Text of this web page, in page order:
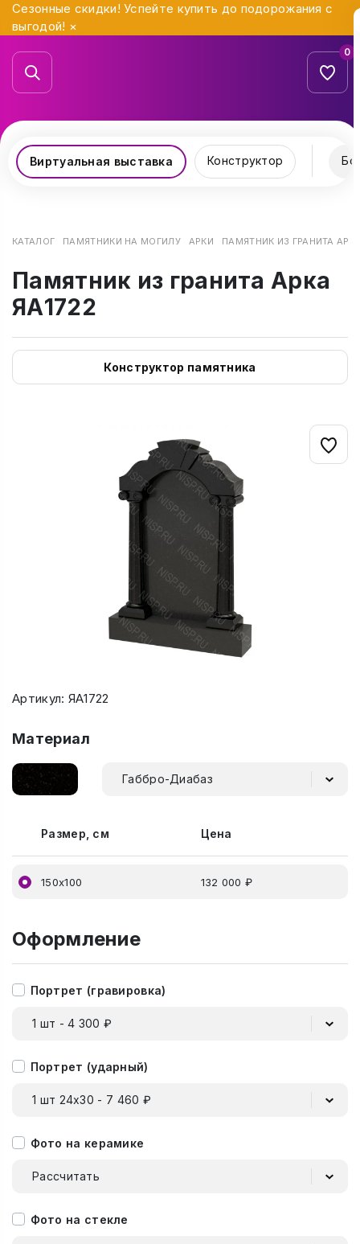
Сезонные скидки! Успейте купить до подорожания с
выгодой! ×
0
Виртуальная выставка Конструктор
КАТАЛОГ ПАМЯТНИКИ НА МОГИЛУ АРКИ ПАМЯТНИК ИЗ ГРАНИТА
Памятник из гранита Арка
ЯА1722
Конструктор памятника
Артикул: ЯА1722
Материал
Габбро-Диабаз
Размер, см Цена
150х100 132 000 ₽
Оформление
Портрет (гравировка)
1 шт - 4 300 ₽
Портрет (ударный)
1 шт 24х30 - 7 460 ₽
Фото на керамике
Рассчитать
Фото на стекле